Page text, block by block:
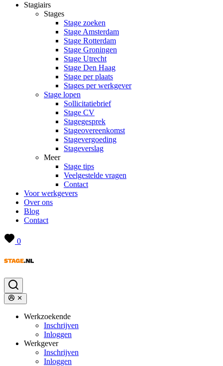
Stagiairs
Stages
Stage zoeken
Stage Amsterdam
Stage Rotterdam
Stage Groningen
Stage Utrecht
Stage Den Haag
Stage per plaats
Stages per werkgever
Stage lopen
Sollicitatiebrief
Stage CV
Stagegesprek
Stageovereenkomst
Stagevergoeding
Stageverslag
Meer
Stage tips
Veelgestelde vragen
Contact
Voor werkgevers
Over ons
Blog
Contact
0
Werkzoekende
Inschrijven
Inloggen
Werkgever
Inschrijven
Inloggen